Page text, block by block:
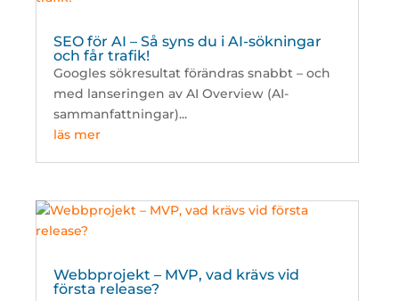
SEO för AI – Så syns du i AI-sökningar
och får trafik!
Googles sökresultat förändras snabbt – och
med lanseringen av AI Overview (AI-
sammanfattningar)...
läs mer
Webbprojekt – MVP, vad krävs vid
första release?